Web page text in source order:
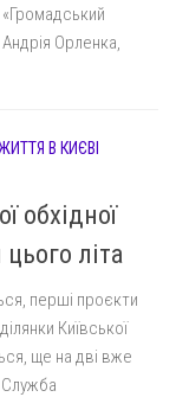
Орленка,
В КИЄВІ
обхідної
літа
перші проєкти
Київської
ще на дві вже